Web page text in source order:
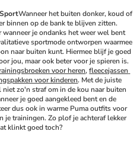
Wanneer het buiten donker, koud of
binnen op de bank te blijven zitten.
wanneer je ondanks het weer wel bent
sportmode ontworpen waarmee
naar buiten kunt. Hiermee blijf je goed
jou, maar ook beter voor je spieren is.
voor heren, fleecejassen
voor kinderen. Met de juiste
zo'n straf om in de kou naar buiten
je goed aangekleed bent en de
dus ook in warme Puma outfits voor
je trainingen. Zo plof je achteraf lekker
klinkt goed toch?